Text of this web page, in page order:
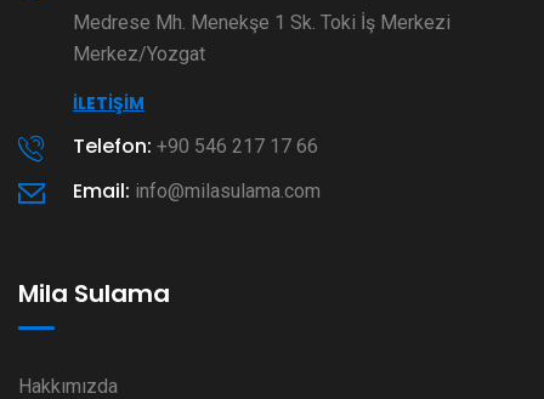
Medrese Mh. Menekşe 1 Sk. Toki İş Merkezi
Merkez/Yozgat
İLETIŞIM
Telefon: +90 546 217 17 66
Email: info@milasulama.com
Mila Sulama
Hakkımızda